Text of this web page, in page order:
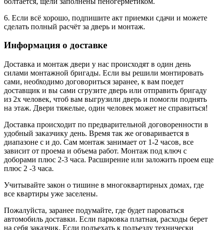
6. Если всё хорошо, подпишите акт приемки сдачи и можете
сделать полный расчёт за дверь и монтаж.
Информация о доставке
Доставка и монтаж двери у нас происходят в один день
силами монтажной бригады. Если вы решили монтировать
сами, необходимо договориться заранее, к вам поедет
доставщик и вы сами сгрузите дверь или отправить бригаду
из 2х человек, чтоб вам выгрузили дверь и помогли поднять
на этаж. Двери тяжелые, один человек может не справиться!
Доставка происходит по предварительной договоренности в
удобный заказчику день. Время так же оговаривается в
диапазоне с и до. Сам монтаж занимает от 1-2 часов, все
зависит от проема и объема работ. Монтаж под ключ с
доборами плюс 2-3 часа. Расширение или заложить проем еще
плюс 2 -3 часа.
Учитывайте закон о тишине в многоквартирных домах, где
все квартиры уже заселены.
Пожалуйста, заранее подумайте, где будет пароваться
автомобиль доставки. Если парковка платная, расходы берет
на себя заказчик. Если подъехать к подъезду технически